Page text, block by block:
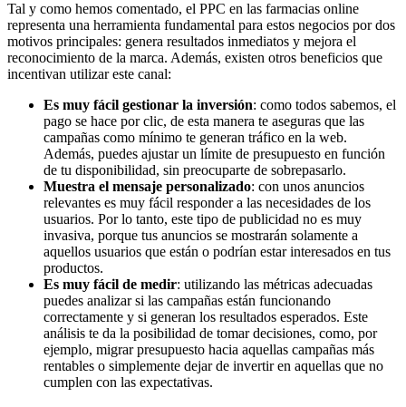
Tal y como hemos comentado, el PPC en las farmacias online
representa una herramienta fundamental para estos negocios por dos
motivos principales: genera resultados inmediatos y mejora el
reconocimiento de la marca. Además, existen otros beneficios que
incentivan utilizar este canal:
Es muy fácil gestionar la inversión: como todos sabemos, el
pago se hace por clic, de esta manera te aseguras que las
campañas como mínimo te generan tráfico en la web.
Además, puedes ajustar un límite de presupuesto en función
de tu disponibilidad, sin preocuparte de sobrepasarlo.
Muestra el mensaje personalizado: con unos anuncios
relevantes es muy fácil responder a las necesidades de los
usuarios. Por lo tanto, este tipo de publicidad no es muy
invasiva, porque tus anuncios se mostrarán solamente a
aquellos usuarios que están o podrían estar interesados en tus
productos.
Es muy fácil de medir: utilizando las métricas adecuadas
puedes analizar si las campañas están funcionando
correctamente y si generan los resultados esperados. Este
análisis te da la posibilidad de tomar decisiones, como, por
ejemplo, migrar presupuesto hacia aquellas campañas más
rentables o simplemente dejar de invertir en aquellas que no
cumplen con las expectativas.